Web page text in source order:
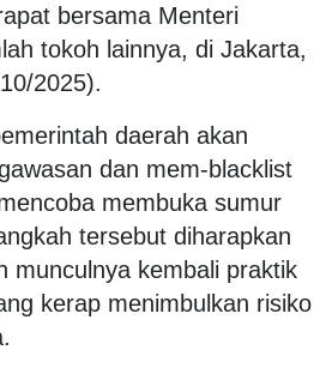
bersama Menteri
tokoh lainnya, di Jakarta,
2025).
daerah akan
dan mem-blacklist
membuka sumur
tersebut diharapkan
munculnya kembali praktik
kerap menimbulkan risiko